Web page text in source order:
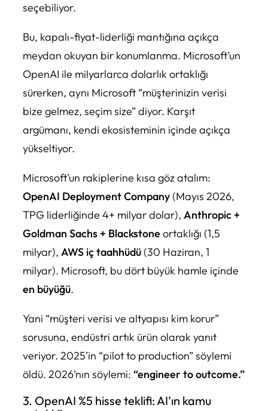
seçebiliyor.
Bu, kapalı-fiyat-liderliği mantığına açıkça
meydan okuyan bir konumlanma. Microsoft’un
OpenAI ile milyarlarca dolarlık ortaklığı
sürerken, aynı Microsoft “müşterinizin verisi
bize gelmez, seçim size” diyor. Karşıt
argümanı, kendi ekosisteminin içinde açıkça
yükseltiyor.
Microsoft’un rakiplerine kısa göz atalım:
OpenAI Deployment Company (Mayıs 2026,
TPG liderliğinde 4+ milyar dolar), Anthropic +
Goldman Sachs + Blackstoneortaklığı (1,5
milyar), AWS iç taahhüdü (30 Haziran, 1
milyar). Microsoft, bu dört büyük hamle içinde
en büyüğü.
Yani “müşteri verisi ve altyapısı kim korur”
sorusuna, endüstri artık ürün olarak yanıt
veriyor. 2025’in “pilot to production” söylemi
öldü. 2026’nın söylemi: “engineer to outcome.”
3. OpenAI %5 hisse teklifi: AI’ın kamu